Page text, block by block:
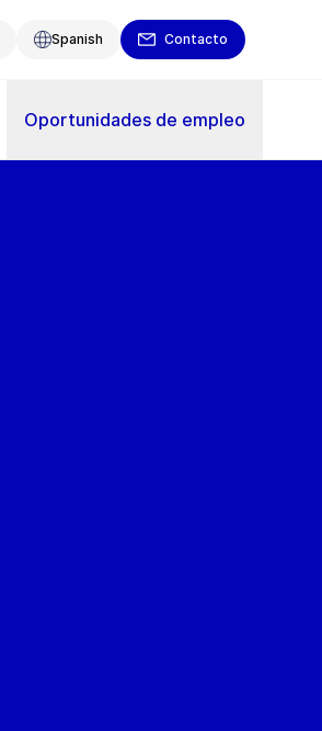
Spanish Contacto
Oportunidades de empleo